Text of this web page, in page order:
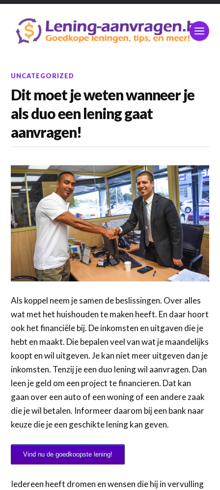
UNCATEGORIZED
Dit moet je weten wanneer je
als duo een lening gaat
aanvragen!
Als koppel neem je samen de beslissingen. Over alles
wat met het huishouden te maken heeft. En daar hoort
ook het financiële bij. De inkomsten en uitgaven die je
hebt en maakt. Die bepalen veel van wat je maandelijks
koopt en wil uitgeven. Je kan niet meer uitgeven dan je
inkomsten. Tenzij je een duo lening wil aanvragen. Dan
leen je geld om een project te financieren. Dat kan
gaan over een auto of een woning of een andere zaak
die je wil betalen. Informeer daarom bij een bank naar
keuze die je een geschikte lening kan geven.
Vind nu de goedkoopste lening!
Iedereen heeft dromen en wensen die hij in vervulling